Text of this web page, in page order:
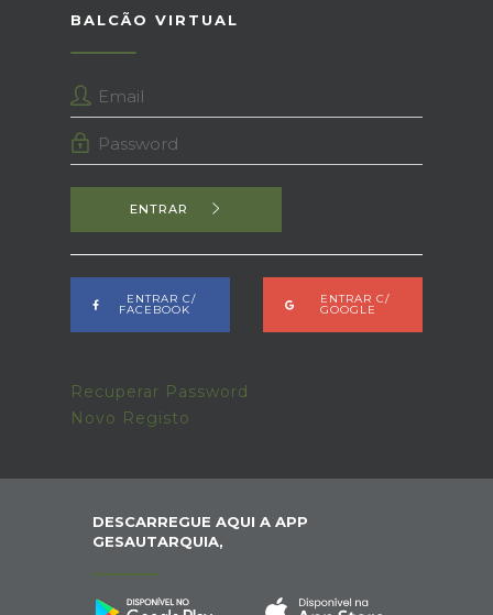
BALCÃO VIRTUAL
ENTRAR
ENTRAR C/
FACEBOOK
ENTRAR C/
GOOGLE
Recuperar Password
Novo Registo
DESCARREGUE AQUI A APP
GESAUTARQUIA,